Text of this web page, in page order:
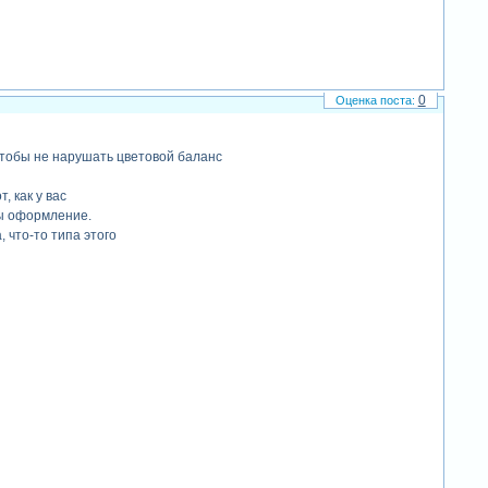
не нарушать цветовой баланс
как у вас
оформление.
то типа этого
0